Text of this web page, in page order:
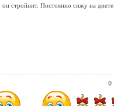
стройнит. Постоянно сижу на
0